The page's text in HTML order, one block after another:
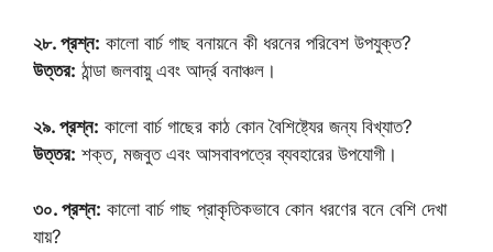
২৮. প্রশ্ন: কালো বার্চ গাছ বনায়নে কী ধরনের পরিবেশ উপযুক্ত?
উত্তর: ঠান্ডা জলবায়ু এবং আর্দ্র বনাঞ্চল।
২৯. প্রশ্ন: কালো বার্চ গাছের কাঠ কোন বৈশিষ্ট্যের জন্য বিখ্যাত?
উত্তর: শক্ত, মজবুত এবং আসবাবপত্রে ব্যবহারের উপযোগী।
৩০. প্রশ্ন: কালো বার্চ গাছ প্রাকৃতিকভাবে কোন ধরণের বনে বেশি দেখা
যায়?